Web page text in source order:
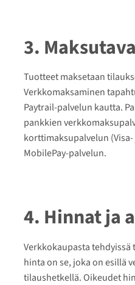
3.
Tuotteet maksetaan
Verkkomaksaminen
Paytrail-palvelun kautta.
pankkien
korttimaksupalvelun (Visa-
MobilePay-palvelun.
4. Hinnat ja
Verkkokaupasta tehdyissä
hinta on se, joka on esillä
tilaushetkellä. Oikeudet